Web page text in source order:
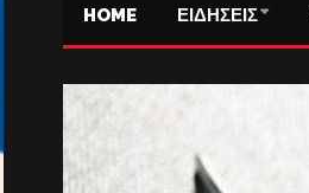
HOME ΕΙΔΗΣΕΙΣ